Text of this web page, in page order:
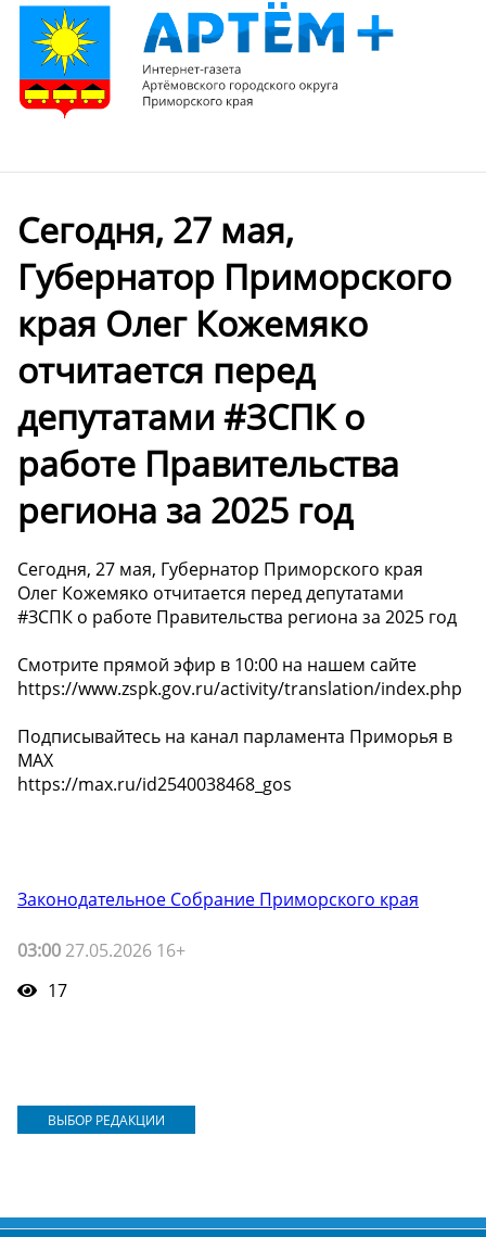
Сегодня, 27 мая,
Губернатор Приморского
края Олег Кожемяко
отчитается перед
депутатами #ЗСПК о
работе Правительства
региона за 2025 год
Сегодня, 27 мая, Губернатор Приморского края
Олег Кожемяко отчитается перед депутатами
#ЗСПК о работе Правительства региона за 2025 год
Смотрите прямой эфир в 10:00 на нашем сайте
https://www.zspk.gov.ru/activity/translation/index.php
Подписывайтесь на канал парламента Приморья в
MAX
https://max.ru/id2540038468_gos
Законодательное Собрание Приморского края
03:00 27.05.2026 16+
17
ВЫБОР РЕДАКЦИИ